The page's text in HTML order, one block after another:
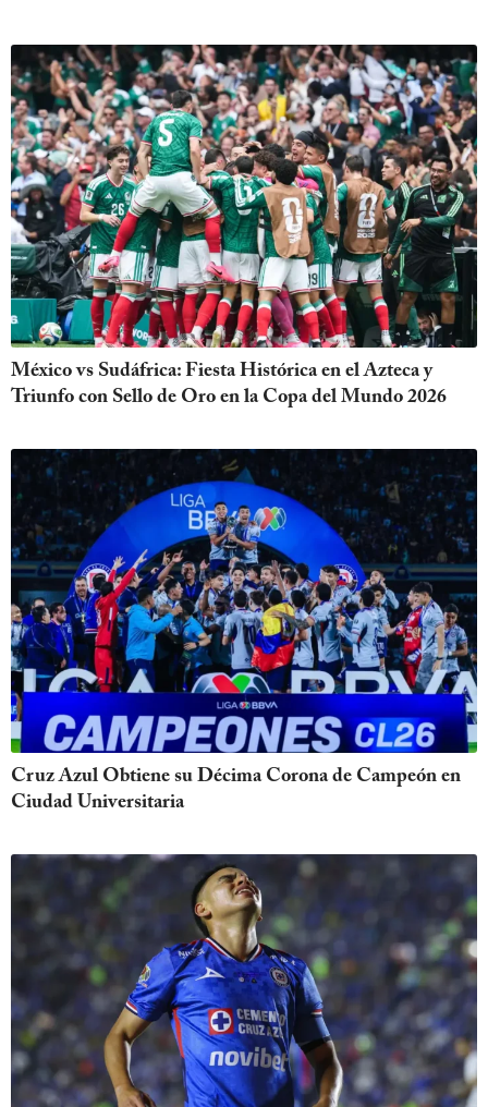
México vs Sudáfrica: Fiesta Histórica en el Azteca y
Triunfo con Sello de Oro en la Copa del Mundo 2026
Cruz Azul Obtiene su Décima Corona de Campeón en
Ciudad Universitaria